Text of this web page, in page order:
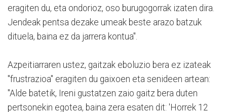
eragiten du, eta ondorioz, oso burugogorrak izaten dira.
Jendeak pentsa dezake umeak beste arazo batzuk
dituela, baina ez da jarrera kontua".
Azpeitiarraren ustez, gaitzak eboluzio bera ez izateak
"frustrazioa" eragiten du gaixoen eta senideen artean:
"Alde batetik, Ireni gustatzen zaio gaitz bera duten
pertsonekin egotea, baina zera esaten dit: 'Horrek 12